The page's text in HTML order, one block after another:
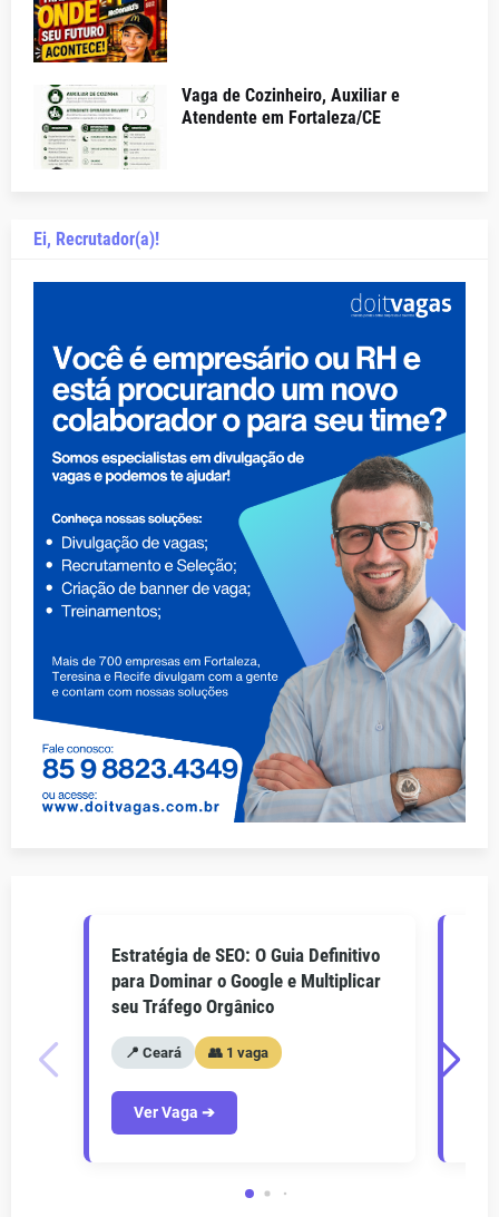
Vaga de Cozinheiro, Auxiliar e
Atendente em Fortaleza/CE
Ei, Recrutador(a)!
Estratégia de SEO: O Guia Definitivo
para Dominar o Google e Multiplicar
seu Tráfego Orgânico
📍 Ceará 👥 1 vaga
Ver Vaga ➔